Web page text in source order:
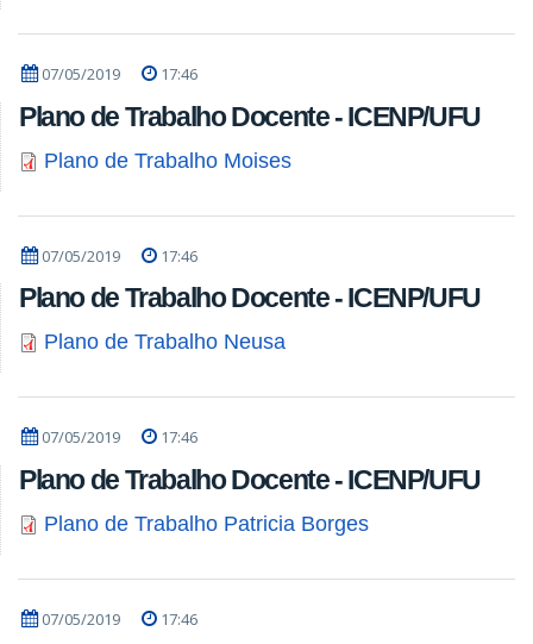
07/05/2019 17:46
Plano de Trabalho Docente - ICENP/UFU
Plano de Trabalho Moises
07/05/2019 17:46
Plano de Trabalho Docente - ICENP/UFU
Plano de Trabalho Neusa
07/05/2019 17:46
Plano de Trabalho Docente - ICENP/UFU
Plano de Trabalho Patricia Borges
07/05/2019 17:46